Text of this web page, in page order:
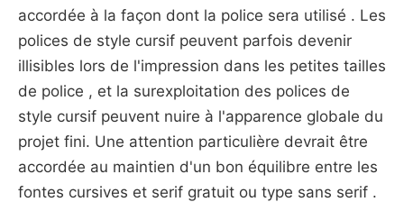
accordée à la façon dont la police sera utilisé . Les
polices de style cursif peuvent parfois devenir
illisibles lors de l'impression dans les petites tailles
de police , et la surexploitation des polices de
style cursif peuvent nuire à l'apparence globale du
projet fini. Une attention particulière devrait être
accordée au maintien d'un bon équilibre entre les
fontes cursives et serif gratuit ou type sans serif .